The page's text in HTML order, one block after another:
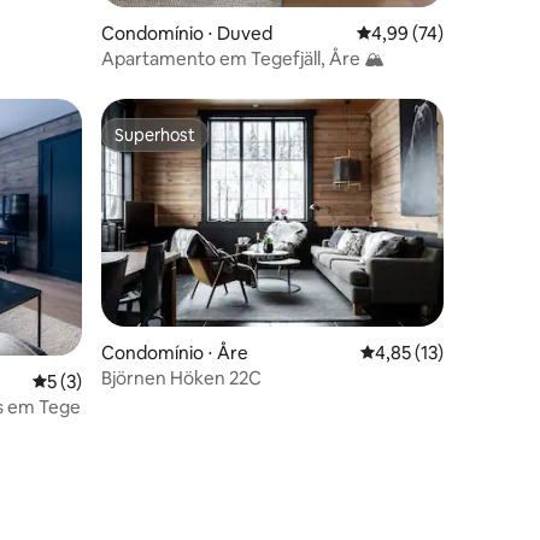
Condomínio ⋅ Duved 4,99 de uma
4,99 (74)
Apartamento em Tegefjäll, Åre 🏔️
5 de uma avaliação média de 5, 3 avaliações
5 (3)
em Tege
Superhost
Superhost
Condomínio ⋅ Åre 4,85 de uma
4,85 (13)
Björnen Höken 22C